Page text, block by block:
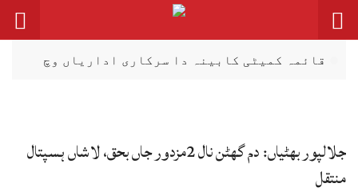
قائمہ کمیٹی کابینہ دا سرکاری اداریاں وچ
سینیٹ کمیٹی دا کے پی ٹینڈرنگ بے قاعدگیاں
اتے نوٹس، انکوائری دی ہدایت
جلالپور بھٹیاں: دم گھٹن نال 2مزدور جاں بحق، لاشاں ہسپتال
منتقل